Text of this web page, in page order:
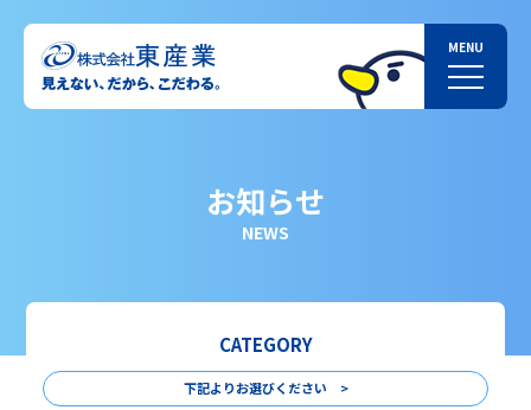
お知らせ
NEWS
CATEGORY
下記よりお選びください >